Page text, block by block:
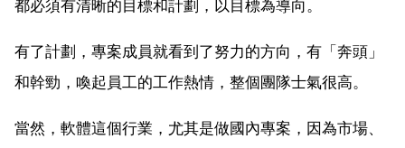
都必須有清晰的目標和計劃，以目標為導向。
有了計劃，專案成員就看到了努力的方向，有「奔頭」
和幹勁，喚起員工的工作熱情，整個團隊士氣很高。
當然，軟體這個行業，尤其是做國內專案，因為市場、